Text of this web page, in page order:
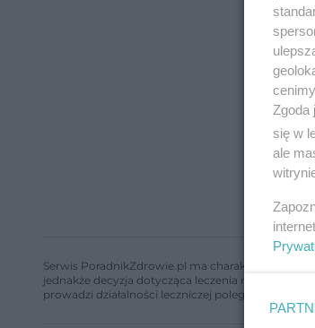
Serwis PoradnikZdrowie.pl ma charakter
jednakże decyzja dotycząca leczenia należy do
prowadzi działalności leczniczej polegającej na
Zgoda
się w
ale